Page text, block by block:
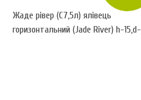
Жаде рівер (С7,5л) ялівець
горизонтальний (Jade River) h-15,d-